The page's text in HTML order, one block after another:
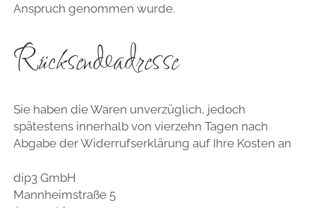
Anspruch genommen wurde.
Rücksendeadresse
Sie haben die Waren unverzüglich, jedoch
spätestens innerhalb von vierzehn Tagen nach
Abgabe der Widerrufserklärung auf Ihre Kosten an
dip3 GmbH
Mannheimstraße 5